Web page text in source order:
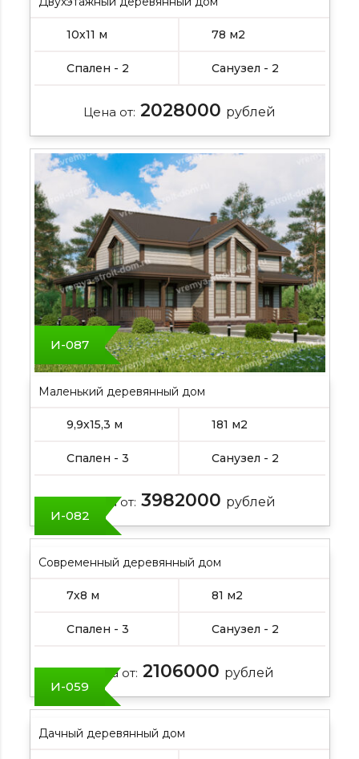
10х11 м 78 м2
Спален - 2 Санузел - 2
Цена от: 2028000 рублей
И-087
Маленький деревянный дом
9,9х15,3 м 181 м2
Спален - 3 Санузел - 2
Цена от: 3982000 рублей
И-082
Современный деревянный дом
7х8 м 81 м2
Спален - 3 Санузел - 2
Цена от: 2106000 рублей
И-059
Дачный деревянный дом